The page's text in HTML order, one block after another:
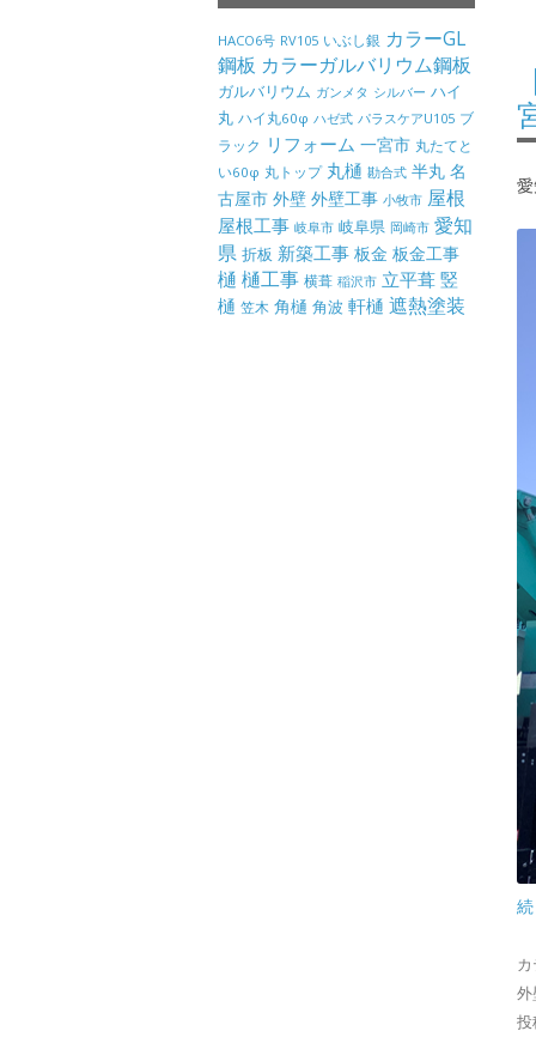
外
HACO6号 RV105 いぶし銀 カラーGL
鋼板 カラーガルバリウム鋼板
ガルバリウム ガンメタ シルバー ハイ
丸 ハイ丸60φ ハゼ式 パラスケアU105 ブ
ラック リフォーム 一宮市 丸たてと
い60φ 丸トップ 丸樋 勘合式 半丸 名
古屋市 外壁 外壁工事 小牧市 屋根
屋根工事 岐阜市 岐阜県 岡崎市 愛知
県 折板 新築工事 板金 板金工事
樋 樋工事 横葺 稲沢市 立平葺 竪
樋 笠木 角樋 角波 軒樋 遮熱塗装